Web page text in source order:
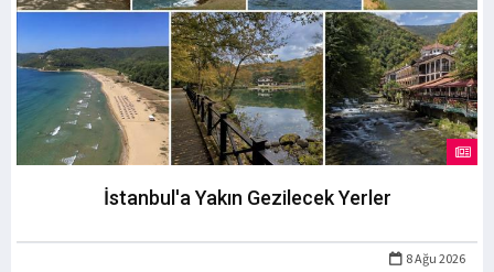
İstanbul'a Yakın Gezilecek Yerler
8 Ağu 2026